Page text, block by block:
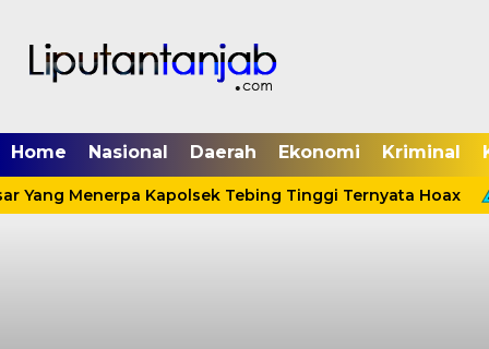
Home Nasional Daerah Ekonomi Kriminal
Yang Menerpa Kapolsek Tebing Tinggi Ternyata Hoax